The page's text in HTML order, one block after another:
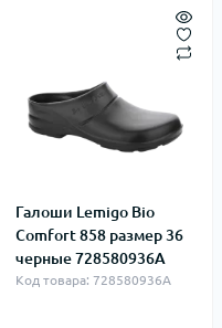
Галоши Lemigo Bio
Comfort 858 размер 36
черные 728580936A
Код товара: 728580936A